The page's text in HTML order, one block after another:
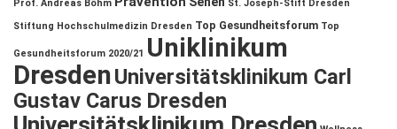
Prof. Andreas Böhm
St. Joseph-Stift Dresden
Stiftung Hochschulmedizin Dresden Top Gesundheitsforum Top
Gesundheitsforum 2020/21 Uniklinikum
DresdenUniversitätsklinikum Carl
Gustav Carus Dresden